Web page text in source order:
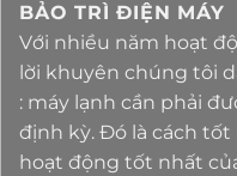
BẢO TRÌ ĐIỆN MÁY
Với nhiều năm hoạt
lời khuyên chúng tôi
: máy lạnh cần phải
định kỳ. Đó là cách
hoạt động tốt nhất